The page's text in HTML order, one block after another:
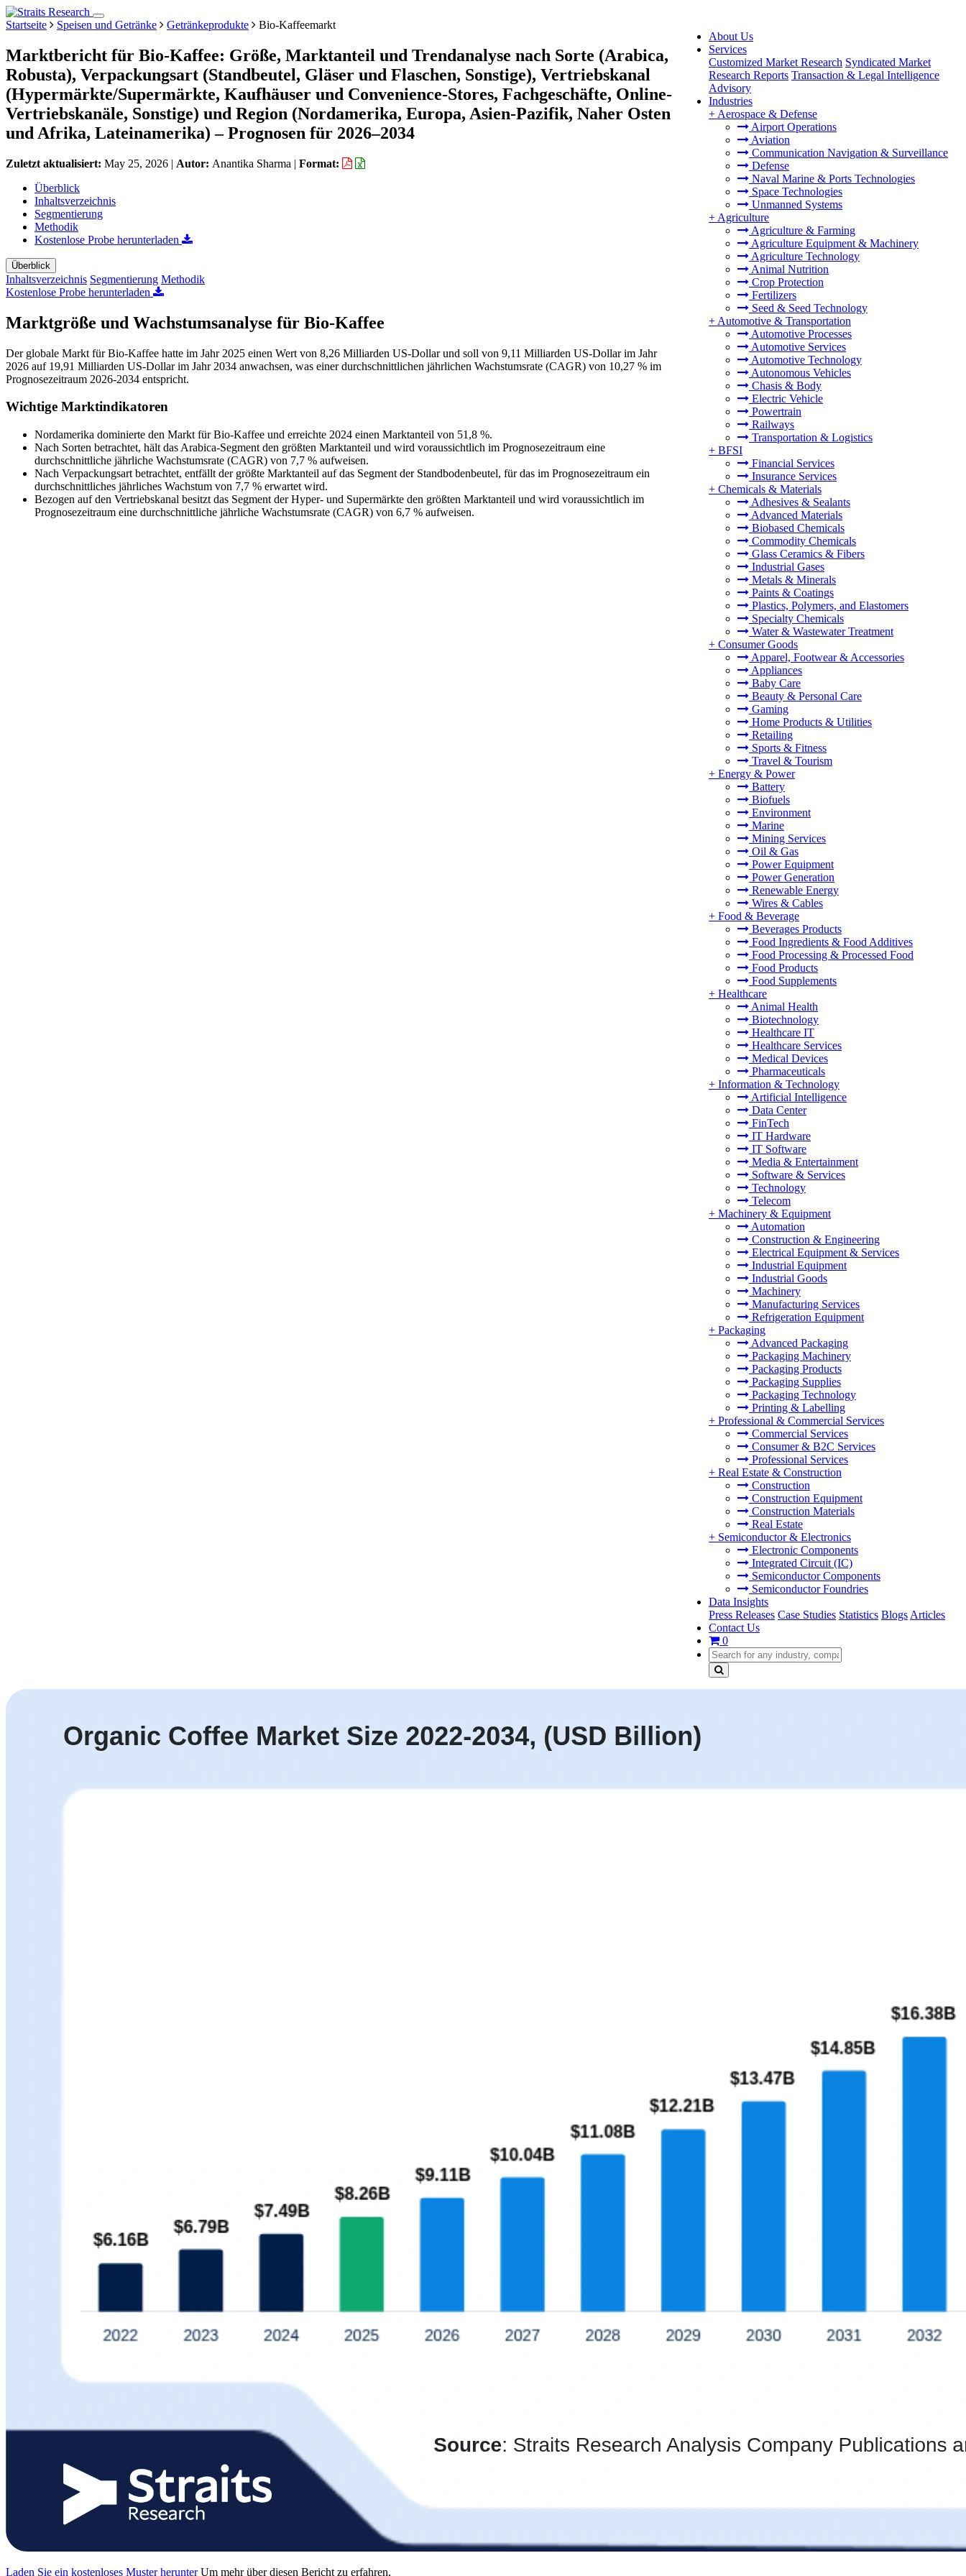
About Us
Services
Customized Market Research Syndicated Market
Research Reports Transaction & Legal Intelligence
Advisory
Industries
+ Aerospace & Defense
Airport Operations
Aviation
Communication Navigation & Surveillance
Defense
Naval Marine & Ports Technologies
Space Technologies
Unmanned Systems
+ Agriculture
Agriculture & Farming
Agriculture Equipment & Machinery
Agriculture Technology
Animal Nutrition
Crop Protection
Fertilizers
Seed & Seed Technology
+ Automotive & Transportation
Automotive Processes
Automotive Services
Automotive Technology
Autonomous Vehicles
Chasis & Body
Electric Vehicle
Powertrain
Railways
Transportation & Logistics
+ BFSI
Financial Services
Insurance Services
+ Chemicals & Materials
Adhesives & Sealants
Advanced Materials
Biobased Chemicals
Commodity Chemicals
Glass Ceramics & Fibers
Industrial Gases
Metals & Minerals
Paints & Coatings
Plastics, Polymers, and Elastomers
Specialty Chemicals
Water & Wastewater Treatment
+ Consumer Goods
Apparel, Footwear & Accessories
Appliances
Baby Care
Beauty & Personal Care
Gaming
Home Products & Utilities
Retailing
Sports & Fitness
Travel & Tourism
+ Energy & Power
Battery
Biofuels
Environment
Marine
Mining Services
Oil & Gas
Power Equipment
Power Generation
Renewable Energy
Wires & Cables
+ Food & Beverage
Beverages Products
Food Ingredients & Food Additives
Food Processing & Processed Food
Food Products
Food Supplements
+ Healthcare
Animal Health
Biotechnology
Healthcare IT
Healthcare Services
Medical Devices
Pharmaceuticals
+ Information & Technology
Artificial Intelligence
Data Center
FinTech
IT Hardware
IT Software
Media & Entertainment
Software & Services
Technology
Telecom
+ Machinery & Equipment
Automation
Construction & Engineering
Electrical Equipment & Services
Industrial Equipment
Industrial Goods
Machinery
Manufacturing Services
Refrigeration Equipment
+ Packaging
Advanced Packaging
Packaging Machinery
Packaging Products
Packaging Supplies
Packaging Technology
Printing & Labelling
+ Professional & Commercial Services
Commercial Services
Consumer & B2C Services
Professional Services
+ Real Estate & Construction
Construction
Construction Equipment
Construction Materials
Real Estate
+ Semiconductor & Electronics
Electronic Components
Integrated Circuit (IC)
Semiconductor Components
Semiconductor Foundries
Data Insights
Press Releases Case Studies Statistics Blogs Articles
Contact Us
0
Startseite Speisen und Getränke Getränkeprodukte Bio-Kaffeemarkt
Marktbericht für Bio-Kaffee: Größe, Marktanteil und Trendanalyse nach Sorte (Arabica,
Robusta), Verpackungsart (Standbeutel, Gläser und Flaschen, Sonstige), Vertriebskanal
(Hypermärkte/Supermärkte, Kaufhäuser und Convenience-Stores, Fachgeschäfte, Online-
Vertriebskanäle, Sonstige) und Region (Nordamerika, Europa, Asien-Pazifik, Naher Osten
und Afrika, Lateinamerika) – Prognosen für 2026–2034
Zuletzt aktualisiert: May 25, 2026 | Autor: Anantika Sharma | Format:
Überblick
Inhaltsverzeichnis
Segmentierung
Methodik
Kostenlose Probe herunterladen
Überblick
Inhaltsverzeichnis Segmentierung Methodik
Kostenlose Probe herunterladen
Marktgröße und Wachstumsanalyse für Bio-Kaffee
Der globale Markt für Bio-Kaffee hatte im Jahr 2025 einen Wert von 8,26 Milliarden US-Dollar und soll von 9,11 Milliarden US-Dollar im Jahr
2026 auf 19,91 Milliarden US-Dollar im Jahr 2034 anwachsen, was einer durchschnittlichen jährlichen Wachstumsrate (CAGR) von 10,27 % im
Prognosezeitraum 2026-2034 entspricht.
Wichtige Marktindikatoren
Nordamerika dominierte den Markt für Bio-Kaffee und erreichte 2024 einen Marktanteil von 51,8 %.
Nach Sorten betrachtet, hält das Arabica-Segment den größten Marktanteil und wird voraussichtlich im Prognosezeitraum eine
durchschnittliche jährliche Wachstumsrate (CAGR) von 7,7 % aufweisen.
Nach Verpackungsart betrachtet, entfällt der größte Marktanteil auf das Segment der Standbodenbeutel, für das im Prognosezeitraum ein
durchschnittliches jährliches Wachstum von 7,7 % erwartet wird.
Bezogen auf den Vertriebskanal besitzt das Segment der Hyper- und Supermärkte den größten Marktanteil und wird voraussichtlich im
Prognosezeitraum eine durchschnittliche jährliche Wachstumsrate (CAGR) von 6,7 % aufweisen.
Laden Sie ein kostenloses Muster herunter Um mehr über diesen Bericht zu erfahren,